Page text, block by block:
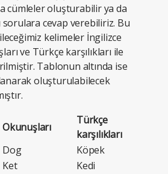
cümleler oluşturabilir ya da
cevap verebiliriz. Bu
kelimeler İngilizce
ve Türkçe karşılıkları ile
Tablonun altında ise
oluşturulabilecek
Okunuşları
Türkçe
karşılıkları
Dog
Köpek
Ket
Kedi